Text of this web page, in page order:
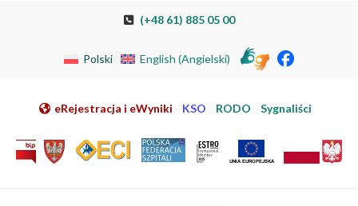
Przeskocz do nawigacji
Przejdź do mapy strony
Przejdź do elektronicznej rejestracji pacjenta
(+48 61) 885 05 00
Polski English (Angielski)
eRejestracja i eWyniki KSO RODO Sygnaliści